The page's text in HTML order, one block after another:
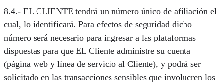
8.4.- EL CLIENTE tendrá un número único de afiliación el
cual, lo identificará. Para efectos de seguridad dicho
número será necesario para ingresar a las plataformas
dispuestas para que EL Cliente administre su cuenta
(página web y línea de servicio al Cliente), y podrá ser
solicitado en las transacciones sensibles que involucren los